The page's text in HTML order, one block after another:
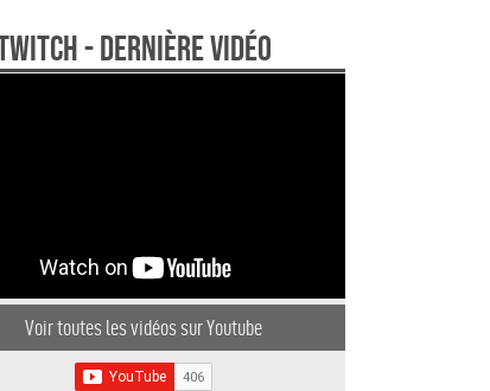
- dernière vidéo
Voir toutes les vidéos sur Youtube